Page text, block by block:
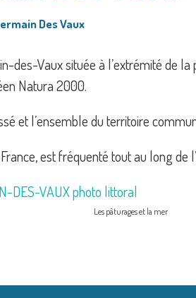
Des Vaux
des-Vaux située à l’extrémité de
Natura 2000.
et l’ensemble du territoire
est fréquenté tout au long
Les pâturages et la mer